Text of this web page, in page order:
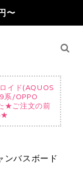
〜
イド(AQUOS
/OPPO
★ご注文の前
★
ンバスボード